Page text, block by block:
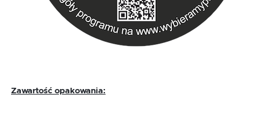
Zawartość opakowania: